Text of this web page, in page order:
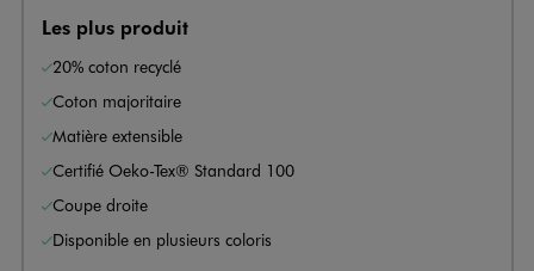
Les plus produit
20% coton recyclé
Coton majoritaire
Matière extensible
Certifié Oeko-Tex® Standard 100
Coupe droite
Disponible en plusieurs coloris